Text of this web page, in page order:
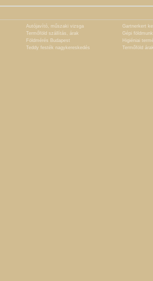
Autójavító, műszaki vizsga
Gartnerkert
Termőföld szállítás, árak
Gépi
Földmérés Budapest
Higiéniai
Teddy festék nagykereskedés Termőföld